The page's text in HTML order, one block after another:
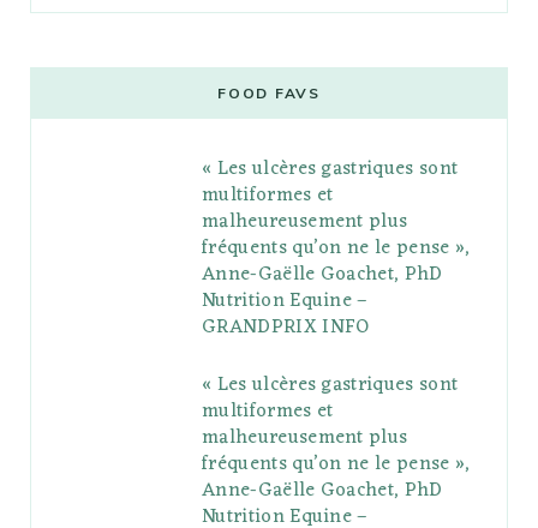
b
t
g
l
e
P
l
s
t
a
g
r
a
e
r
e
s
o
l
r
FOOD FAVS
« Les ulcères gastriques sont
multiformes et
malheureusement plus
fréquents qu’on ne le pense »,
Anne-Gaëlle Goachet, PhD
Nutrition Equine –
GRANDPRIX INFO
« Les ulcères gastriques sont
multiformes et
malheureusement plus
fréquents qu’on ne le pense »,
Anne-Gaëlle Goachet, PhD
Nutrition Equine –